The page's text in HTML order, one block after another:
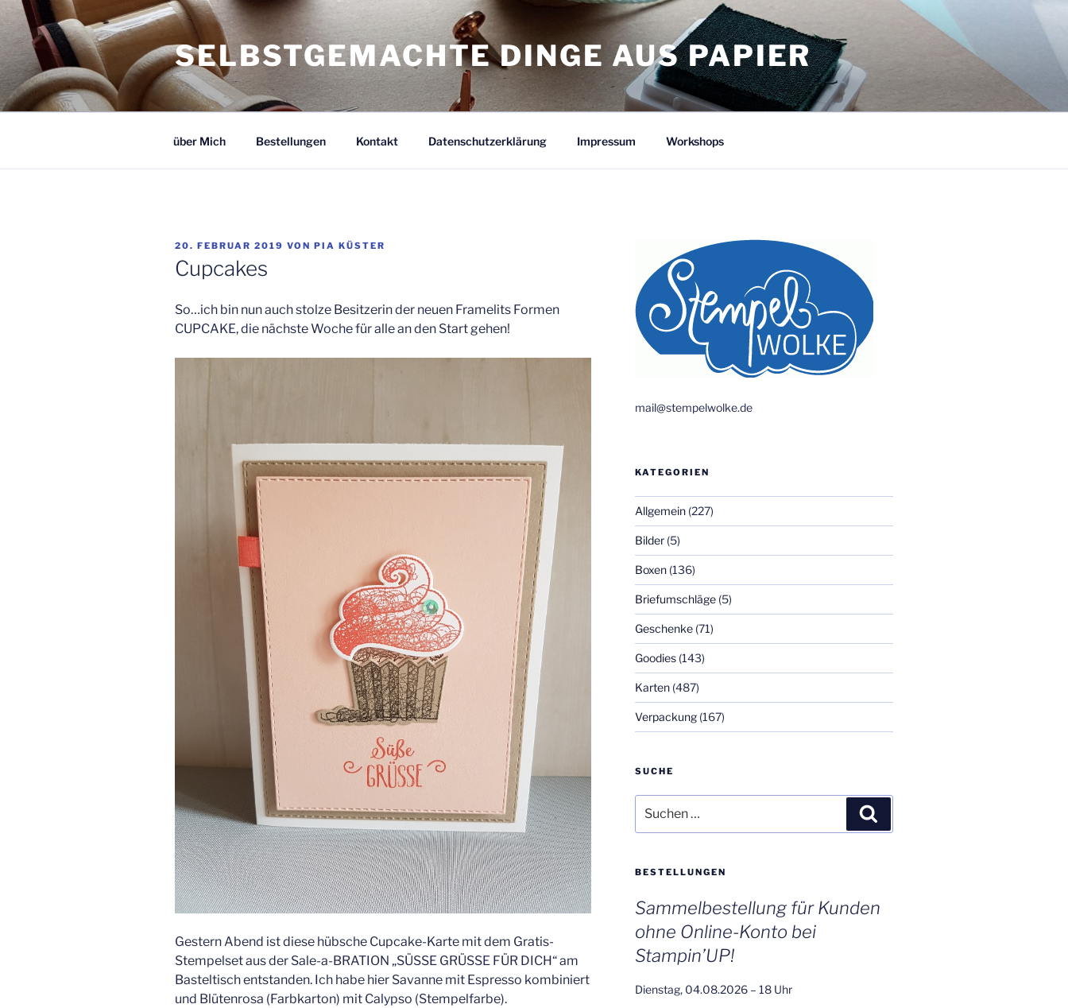
Zum
Inhalt
springen
SELBSTGEMACHTE DINGE AUS PAPIER
über Mich Bestellungen Kontakt Datenschutzerklärung Impressum Workshops
VERÖFFENTLICHT
AM
20. FEBRUAR 2019 VON PIA KÜSTER
Cupcakes
So…ich bin nun auch stolze Besitzerin der neuen Framelits Formen
CUPCAKE, die nächste Woche für alle an den Start gehen!
Gestern Abend ist diese hübsche Cupcake-Karte mit dem Gratis-
Stempelset aus der Sale-a-BRATION „SÜSSE GRÜSSE FÜR DICH“ am
Basteltisch entstanden. Ich habe hier Savanne mit Espresso kombiniert
und Blütenrosa (Farbkarton) mit Calypso (Stempelfarbe).
mail@stempelwolke.de
KATEGORIEN
Allgemein(227)
Bilder(5)
Boxen(136)
Briefumschläge(5)
Geschenke(71)
Goodies(143)
Karten(487)
Verpackung(167)
SUCHE
nach:
BESTELLUNGEN
Sammelbestellung für Kunden
ohne Online-Konto bei
Stampin’UP!
Dienstag, 04.08.2026 – 18 Uhr